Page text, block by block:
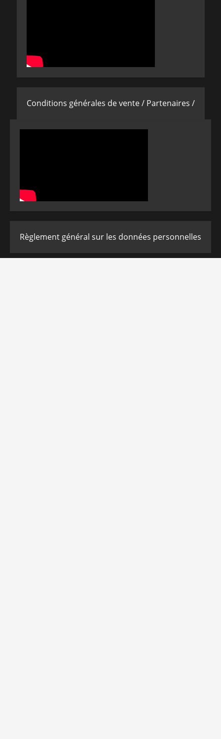
Conditions générales de vente / Partenaires /
Règlement général sur les données personnelles